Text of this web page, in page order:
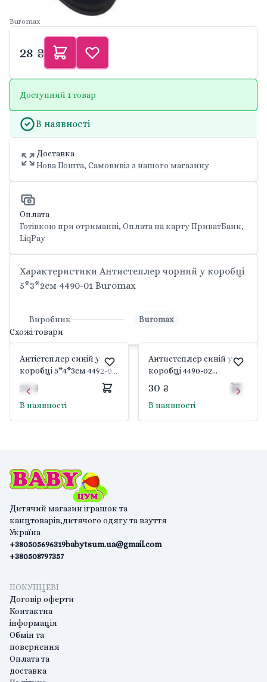
Buromax
28 ₴
Доступний 1 товар
В наявності
Доставка
Нова Пошта, Самовивіз з нашого магазину
Оплата
Готівкою при отриманні, Оплата на карту ПриватБанк,
LiqPay
Характеристики Антистеплер чорний у коробці
5*3*2см 4490-01 Buromax
Виробник
Buromax
Схожі товари
Антістеплер синій у
коробці 5*4*3см 4492-02
Buromax
28 ₴
В наявності
Антистеплер синій у
коробці 4490-02
30 ₴
В наявності
Дитячий магазин іграшок та
канцтоварів,дитячого одягу та взуття
Україна
+380505696319
+380508797357
babytsum.ua@gmail.com
ПОКУПЦЕВІ
Договір оферти
Контактна
інформація
Обмін та
повернення
Оплата та
доставка